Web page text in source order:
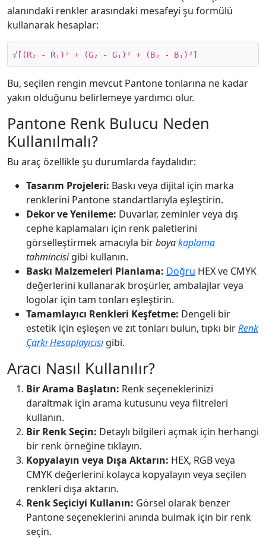
alanındaki renkler arasındaki mesafeyi şu formülü
kullanarak hesaplar:
√[(R₂ - R₁)² + (G₂ - G₁)² + (B₂ - B₁)²]
Bu, seçilen rengin mevcut Pantone tonlarına ne kadar
yakın olduğunu belirlemeye yardımcı olur.
Pantone Renk Bulucu Neden
Kullanılmalı?
Bu araç özellikle şu durumlarda faydalıdır:
Tasarım Projeleri: Baskı veya dijital için marka
renklerini Pantone standartlarıyla eşleştirin.
Dekor ve Yenileme: Duvarlar, zeminler veya dış
cephe kaplamaları için renk paletlerini
görselleştirmek amacıyla birboyakaplama
tahmincisigibi kullanın.
Baskı Malzemeleri Planlama: Doğru HEX ve CMYK
değerlerini kullanarak broşürler, ambalajlar veya
logolar için tam tonları eşleştirin.
Tamamlayıcı Renkleri Keşfetme: Dengeli bir
estetik için eşleşen ve zıt tonları bulun, tıpkı birRenk
Çarkı Hesaplayıcısı gibi.
Aracı Nasıl Kullanılır?
Bir Arama Başlatın: Renk seçeneklerinizi
daraltmak için arama kutusunu veya filtreleri
kullanın.
Bir Renk Seçin: Detaylı bilgileri açmak için herhangi
bir renk örneğine tıklayın.
Kopyalayın veya Dışa Aktarın: HEX, RGB veya
CMYK değerlerini kolayca kopyalayın veya seçilen
renkleri dışa aktarın.
Renk Seçiciyi Kullanın: Görsel olarak benzer
Pantone seçeneklerini anında bulmak için bir renk
seçin.